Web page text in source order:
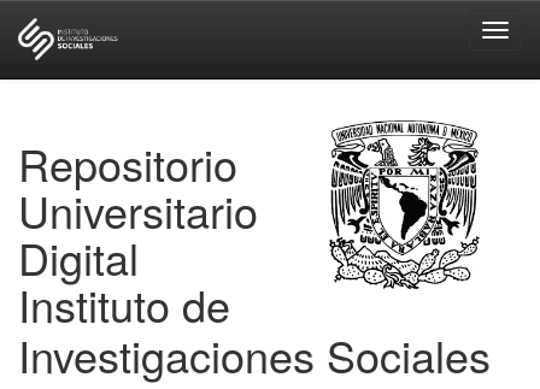
Repositorio
Universitario
Digital
Instituto de
Investigaciones Sociales